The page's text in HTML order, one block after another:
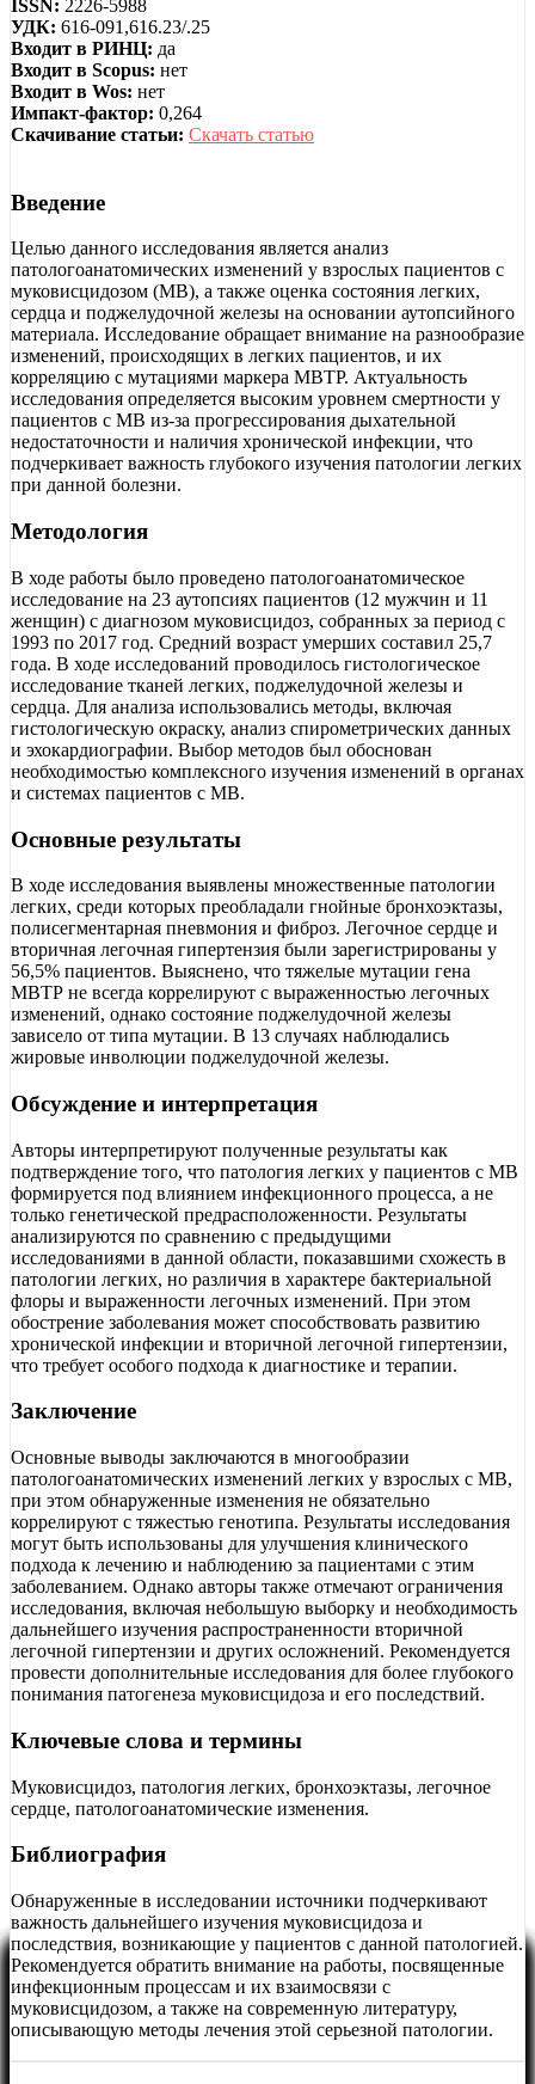
ISSN: 2226-5988
УДК: 616-091,616.23/.25
Входит в РИНЦ: да
Входит в Scopus: нет
Входит в Wos: нет
Импакт-фактор: 0,264
Скачивание статьи: Скачать статью
Введение
Целью данного исследования является анализ
патологоанатомических изменений у взрослых пациентов с
муковисцидозом (МВ), а также оценка состояния легких,
сердца и поджелудочной железы на основании аутопсийного
материала. Исследование обращает внимание на разнообразие
изменений, происходящих в легких пациентов, и их
корреляцию с мутациями маркера МВТР. Актуальность
исследования определяется высоким уровнем смертности у
пациентов с МВ из-за прогрессирования дыхательной
недостаточности и наличия хронической инфекции, что
подчеркивает важность глубокого изучения патологии легких
при данной болезни.
Методология
В ходе работы было проведено патологоанатомическое
исследование на 23 аутопсиях пациентов (12 мужчин и 11
женщин) с диагнозом муковисцидоз, собранных за период с
1993 по 2017 год. Средний возраст умерших составил 25,7
года. В ходе исследований проводилось гистологическое
исследование тканей легких, поджелудочной железы и
сердца. Для анализа использовались методы, включая
гистологическую окраску, анализ спирометрических данных
и эхокардиографии. Выбор методов был обоснован
необходимостью комплексного изучения изменений в органах
и системах пациентов с МВ.
Основные результаты
В ходе исследования выявлены множественные патологии
легких, среди которых преобладали гнойные бронхоэктазы,
полисегментарная пневмония и фиброз. Легочное сердце и
вторичная легочная гипертензия были зарегистрированы у
56,5% пациентов. Выяснено, что тяжелые мутации гена
МВТР не всегда коррелируют с выраженностью легочных
изменений, однако состояние поджелудочной железы
зависело от типа мутации. В 13 случаях наблюдались
жировые инволюции поджелудочной железы.
Обсуждение и интерпретация
Авторы интерпретируют полученные результаты как
подтверждение того, что патология легких у пациентов с МВ
формируется под влиянием инфекционного процесса, а не
только генетической предрасположенности. Результаты
анализируются по сравнению с предыдущими
исследованиями в данной области, показавшими схожесть в
патологии легких, но различия в характере бактериальной
флоры и выраженности легочных изменений. При этом
обострение заболевания может способствовать развитию
хронической инфекции и вторичной легочной гипертензии,
что требует особого подхода к диагностике и терапии.
Заключение
Основные выводы заключаются в многообразии
патологоанатомических изменений легких у взрослых с МВ,
при этом обнаруженные изменения не обязательно
коррелируют с тяжестью генотипа. Результаты исследования
могут быть использованы для улучшения клинического
подхода к лечению и наблюдению за пациентами с этим
заболеванием. Однако авторы также отмечают ограничения
исследования, включая небольшую выборку и необходимость
дальнейшего изучения распространенности вторичной
легочной гипертензии и других осложнений. Рекомендуется
провести дополнительные исследования для более глубокого
понимания патогенеза муковисцидоза и его последствий.
Ключевые слова и термины
Муковисцидоз, патология легких, бронхоэктазы, легочное
сердце, патологоанатомические изменения.
Библиография
Обнаруженные в исследовании источники подчеркивают
важность дальнейшего изучения муковисцидоза и
последствия, возникающие у пациентов с данной патологией.
Рекомендуется обратить внимание на работы, посвященные
инфекционным процессам и их взаимосвязи с
муковисцидозом, а также на современную литературу,
описывающую методы лечения этой серьезной патологии.